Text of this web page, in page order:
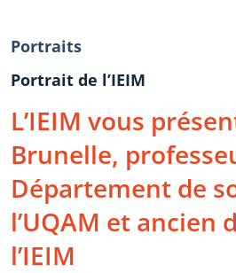
Portraits
Portrait de l’IEIM
L’IEIM vous
Brunelle,
Département de
l’UQAM et ancien
l’IEIM